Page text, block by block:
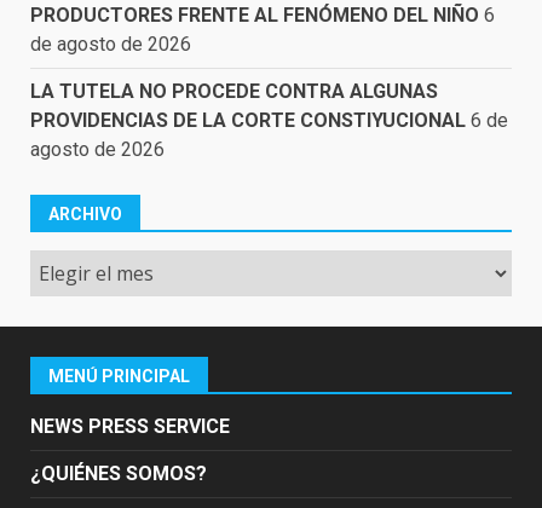
PRODUCTORES FRENTE AL FENÓMENO DEL NIÑO 6
de agosto de 2026
LA TUTELA NO PROCEDE CONTRA ALGUNAS
PROVIDENCIAS DE LA CORTE CONSTIYUCIONAL 6 de
agosto de 2026
ARCHIVO
Archivo
MENÚ PRINCIPAL
NEWS PRESS SERVICE
¿QUIÉNES SOMOS?